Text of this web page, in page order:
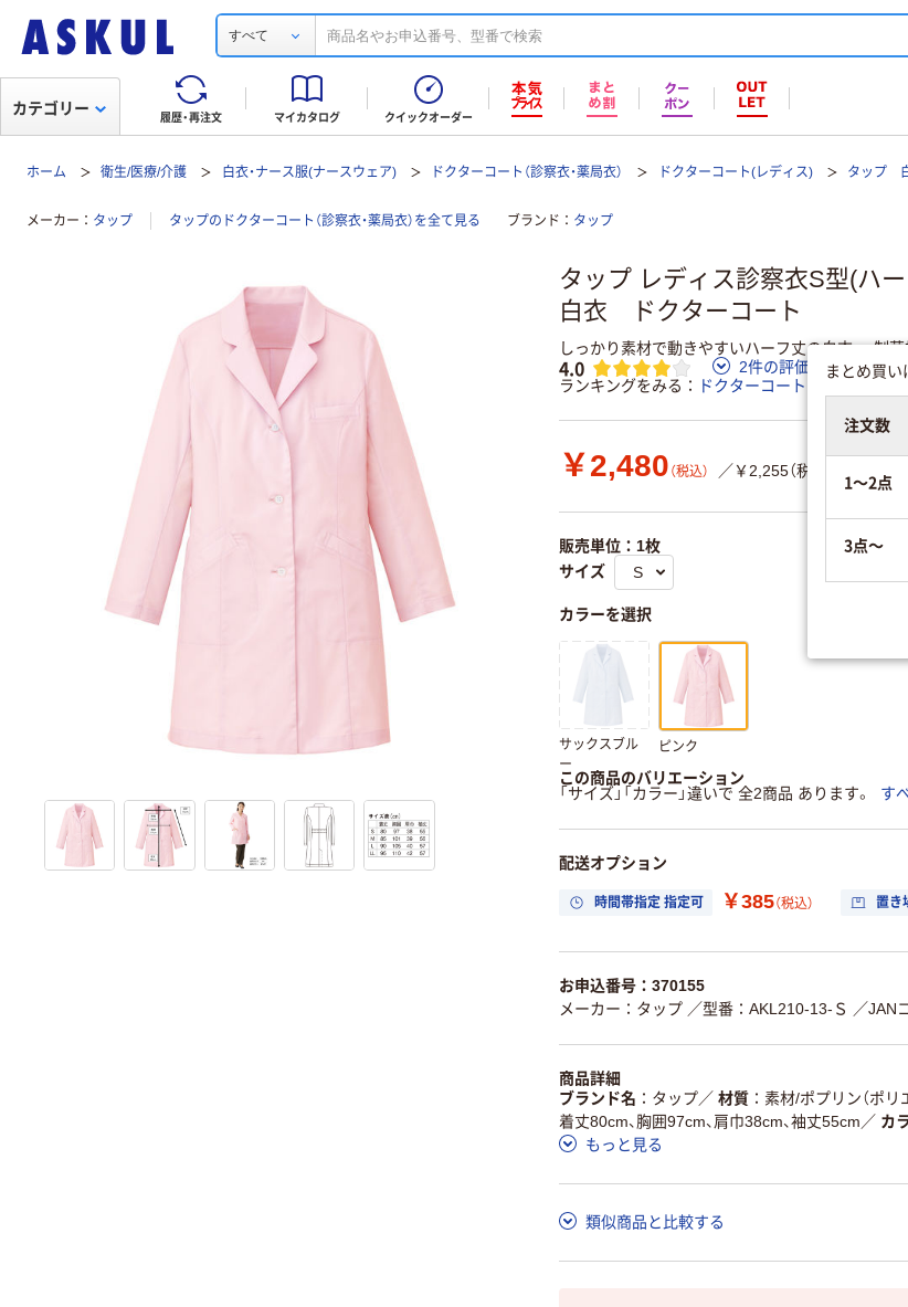
すべて
履歴・再注文 マイカタログ クイックオーダー
カテゴリー
ホーム 衛生/医療/介護 白衣・ナース服(ナースウェア) ドクターコート（診察衣・薬局衣） ドクターコート(レディス) タップ
メーカー タップ タップのドクターコート（診察衣・薬局衣）を全て見る ブランド タップ
タップ レディス診察衣S型(ハ
白衣 ドクターコート
しっかり素材で動きやすいハーフ丈の白衣。●制
4.0 2件の評価
レビュ
ランキングをみる
ドクターコート（診察衣・薬局衣
￥2,480 （税込） ／￥2,255（税抜き）
販売単位：1枚
サイズ
カラーを選択
サックスブル
ー
ピンク
この商品のバリエーション
「サイズ」「カラー」違いで 全2商品 あります。
す
配送オプション
時間帯指定 指定可 ￥385（税込） 置き
お申込番号：370155
メーカー：タップ ／型番：AKL210-13-Ｓ ／JAN
商品詳細
ブランド名
タップ／ 材質 素材/ポプリン（ポリ
着丈80cm、胸囲97cm、肩巾38cm、袖丈55cm ／ カ
もっと見る
類似商品と比較する
まとめ買い
注文数
1～2点
3点～